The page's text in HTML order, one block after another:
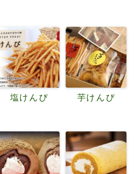
塩けんぴ 芋けんぴ